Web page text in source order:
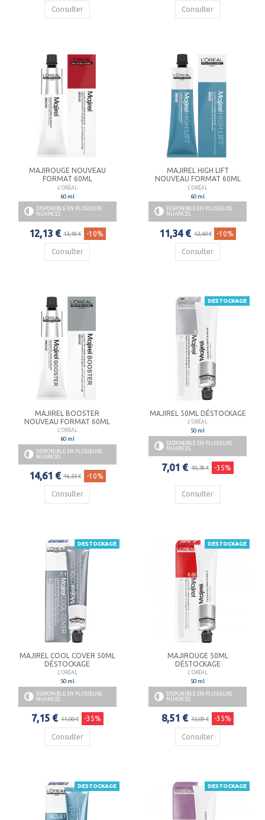
Consulter Consulter
MAJIROUGE NOUVEAU
FORMAT 60ML
L'ORÉAL
60 ml
DISPONIBLE EN PLUSIEURS
NUANCES
12,13 € 13,48 € -10%
Consulter
MAJIREL HIGH LIFT
NOUVEAU FORMAT 60ML
L'ORÉAL
60 ml
DISPONIBLE EN PLUSIEURS
NUANCES
11,34 € 12,60 € -10%
Consulter
MAJIREL BOOSTER
NOUVEAU FORMAT 60ML
L'ORÉAL
60 ml
DISPONIBLE EN PLUSIEURS
NUANCES
14,61 € 16,23 € -10%
Consulter
DESTOCKAGE
MAJIREL 50ML DÉSTOCKAGE
L'ORÉAL
50 ml
DISPONIBLE EN PLUSIEURS
NUANCES
7,01 € 10,78 € -35%
Consulter
DESTOCKAGE
MAJIREL COOL COVER 50ML
DÉSTOCKAGE
L'ORÉAL
50 ml
DISPONIBLE EN PLUSIEURS
NUANCES
7,15 € 11,00 € -35%
Consulter
DESTOCKAGE
MAJIROUGE 50ML
DÉSTOCKAGE
L'ORÉAL
50 ml
DISPONIBLE EN PLUSIEURS
NUANCES
8,51 € 13,09 € -35%
Consulter
DESTOCKAGE DESTOCKAGE